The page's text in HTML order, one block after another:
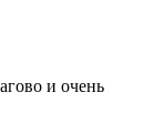
и очень